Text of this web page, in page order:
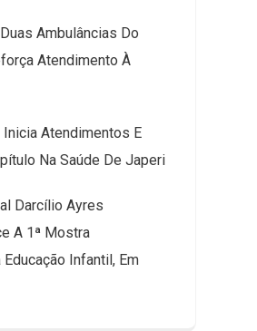
Ambulâncias Do
Atendimento À
Atendimentos E
Na Saúde De Japeri
Darcílio Ayres
A 1ª Mostra
Infantil, Em